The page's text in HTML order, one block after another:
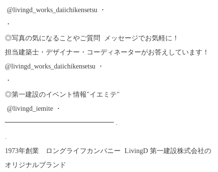
︎ @livingd_works_daiichikensetsu ・
・
◎写真の気になることやご質問 メッセージでお気軽に！
担当建築士・デザイナー・コーディネーターがお答えしています！ ︎
@livingd_works_daiichikensetsu ・
・
◎第一建設のイベント情報"イエミテ"
︎ @livingd_iemite ・
━━━━━━━━━━━━━━━━ .
1973年創業 ロングライフカンパニー LivingD 第一建設株式会社の
オリジナルブランド